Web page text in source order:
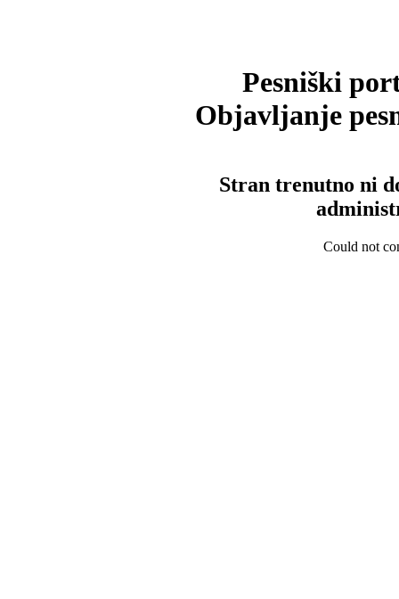
Pesniški
Objavljanje
Stran trenutno ni
Could not